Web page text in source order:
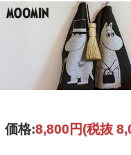
価格:8,800円(税抜